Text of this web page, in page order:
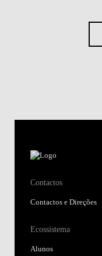
Contactos
Contactos e Direções
Ecossistema
Alunos